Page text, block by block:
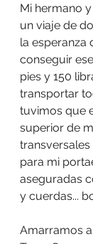
Mi hermano
un viaje de
la esperanza
conseguir
pies y 150
transportar
tuvimos que
superior de
para mi
aseguradas
y cuerdas...
Amarramos